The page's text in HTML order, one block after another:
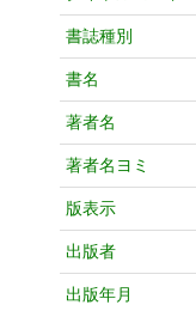
書誌種別
書名
著者名
著者名ヨミ
版表示
出版者
出版年月